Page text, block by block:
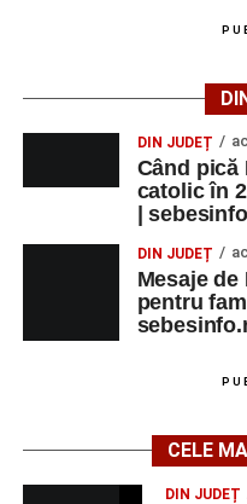
urma căruia patru
DIN JUDEȚ
Când pică
catolic în
|
DIN JUDEȚ
Mesaje
pentru
CELE
DIN JUDEȚ